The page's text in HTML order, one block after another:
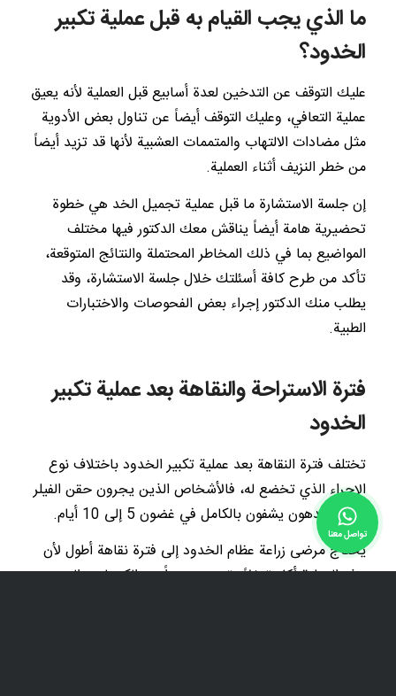
ما الذي يجب القيام به قبل عملية تكبير
الخدود؟
عليك التوقف عن التدخين لعدة أسابيع قبل العملية لأنه يعيق
عملية التعافي، وعليك التوقف أيضاً عن تناول بعض الأدوية
مثل مضادات الالتهاب والمتممات العشبية لأنها قد تزيد أيضاً
من خطر النزيف أثناء العملية.
إن جلسة الاستشارة ما قبل عملية تجميل الخد هي خطوة
تحضيرية هامة أيضاً يناقش معك الدكتور فيها مختلف
المواضيع بما في ذلك المخاطر المحتملة والنتائج المتوقعة،
تأكد من طرح كافة أسئلتك خلال جلسة الاستشارة، وقد
يطلب منك الدكتور إجراء بعض الفحوصات والاختبارات
الطبية.
فترة الاستراحة والنقاهة بعد عملية تكبير
الخدود
تختلف فترة النقاهة بعد عملية تكبير الخدود باختلاف نوع
الإجراء الذي تخضع له، فالأشخاص الذين يجرون حقن الفيلر
وحقن الدهون يشفون بالكامل في غضون 5 إلى 10 أيام.
يحتاج مرضى زراعة عظام الخدود إلى فترة نقاهة أطول لأن
هذه العملية أكثر توغلاً وتسبب مزيداً من الكدمات والتورم
تواصل معنا